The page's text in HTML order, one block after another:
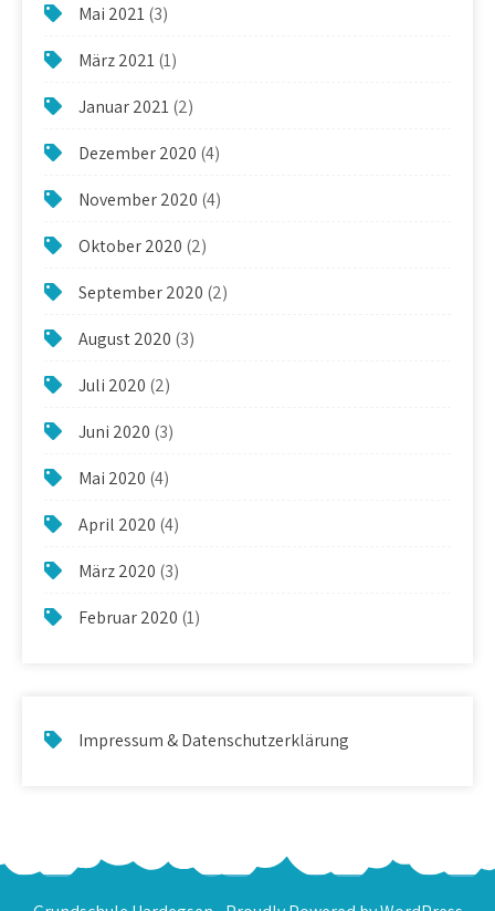
Mai 2021(3)
März 2021(1)
Januar 2021(2)
Dezember 2020 (4)
November 2020 (4)
Oktober 2020 (2)
September 2020 (2)
August 2020 (3)
Juli 2020 (2)
Juni 2020 (3)
Mai 2020 (4)
April 2020 (4)
März 2020 (3)
Februar 2020 (1)
Impressum & Datenschutzerklärung